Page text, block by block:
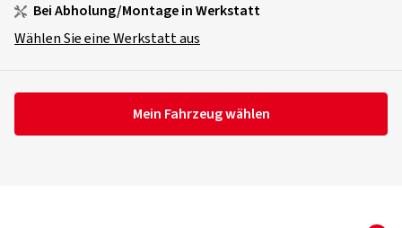
Bei Abholung/Montage in Werkstatt
Wählen Sie eine Werkstatt aus
Mein Fahrzeug wählen